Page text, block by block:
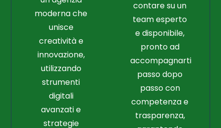
moderna che
unisce
creatività e
innovazione,
utilizzando
strumenti
digitali
avanzati e
strategie
contare su un
team esperto
e disponibile,
pronto ad
accompagnarti
passo dopo
passo con
competenza e
trasparenza,